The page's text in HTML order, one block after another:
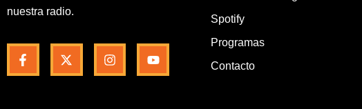
nuestra radio.
Spotify
Programas
Contacto